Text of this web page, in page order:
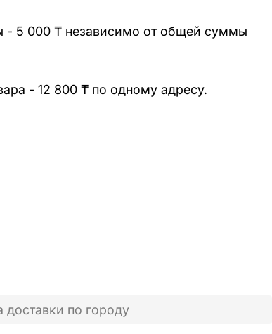
- 5 000 ₸ независимо от общей суммы
- 12 800 ₸ по одному адресу.
доставки по городу